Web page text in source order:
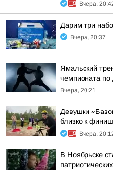
Вчера,
Дарим три
Вчера, 20:37
Ямальский
чемпионата по
Вчера, 20:21
Девушки
близко к
Вчера,
В Ноябрьске